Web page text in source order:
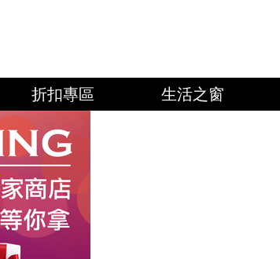
折扣專區 生活之窗